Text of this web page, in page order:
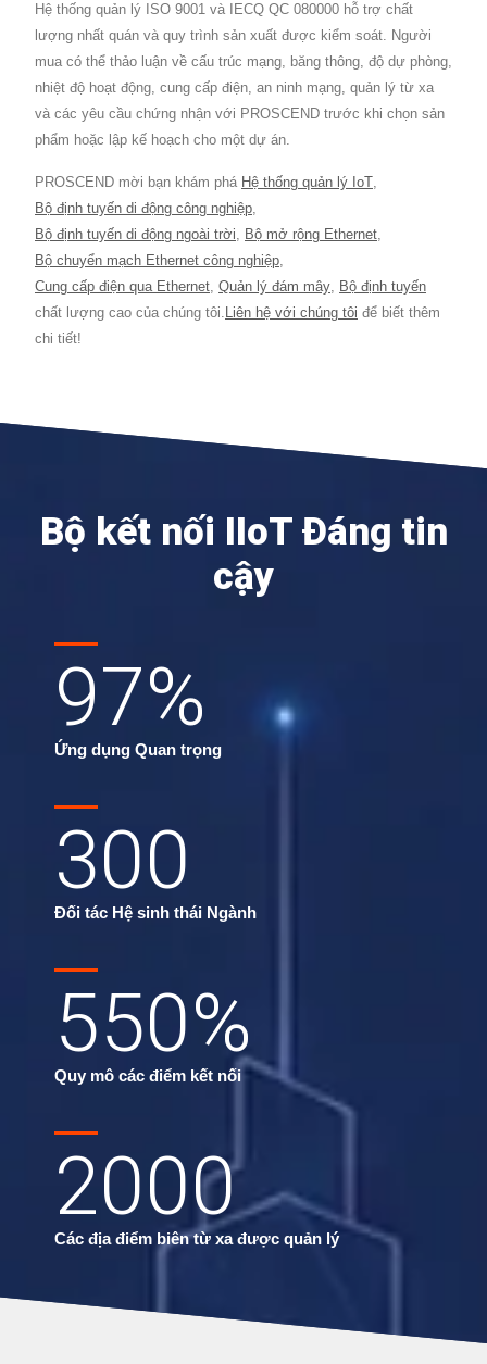
Hệ thống quản lý ISO 9001 và IECQ QC 080000 hỗ trợ chất
lượng nhất quán và quy trình sản xuất được kiểm soát. Người
mua có thể thảo luận về cấu trúc mạng, băng thông, độ dự phòng,
nhiệt độ hoạt động, cung cấp điện, an ninh mạng, quản lý từ xa
và các yêu cầu chứng nhận với PROSCEND trước khi chọn sản
phẩm hoặc lập kế hoạch cho một dự án.
PROSCEND mời bạn khám phá Hệ thống quản lý IoT
Bộ định tuyến di động công nghiệp
Bộ định tuyến di động ngoài trời
Bộ mở rộng Ethernet
Bộ chuyển mạch Ethernet công nghiệp
Cung cấp điện qua Ethernet Quản lý đám mây
Bộ định tuyến
chất lượng cao của chúng tôi.
Liên hệ với chúng tôi để biết thêm
chi tiết!
Bộ kết nối IIoT Đáng tin
cậy
97%
Ứng dụng Quan trọng
300
Đối tác Hệ sinh thái Ngành
550%
Quy mô các điểm kết nối
2000
Các địa điểm biên từ xa được quản lý